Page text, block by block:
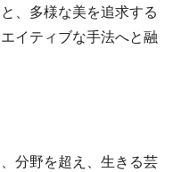
、多様な美を追求する
イティブな手法へと融
分野を超え、生きる芸